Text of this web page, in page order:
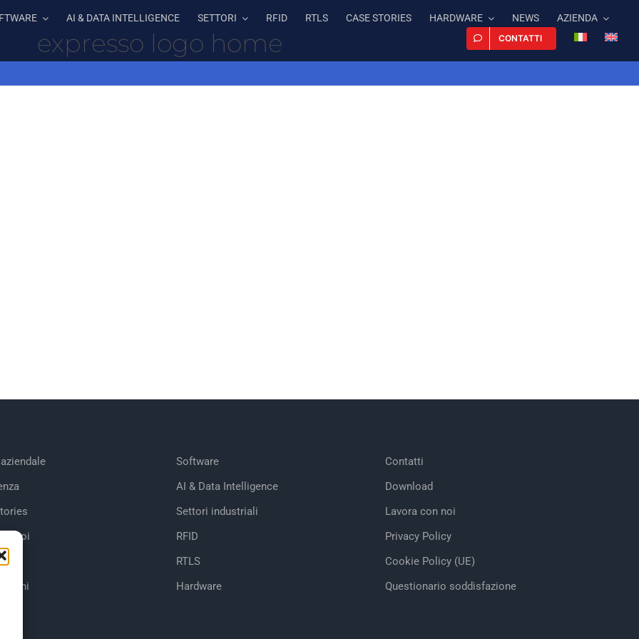
AI & DATA INTELLIGENCE SETTORI RFID RTLS CASE STORIES HARDWARE NEWS AZIENDA
CONTATTI
expresso logo home
di noi
Software
AI & Data Intelligence
Settori industriali
RFID
RTLS
Hardware
Contatti
Download
Lavora con noi
Privacy Policy
Cookie Policy (UE)
Questionario soddisfazione